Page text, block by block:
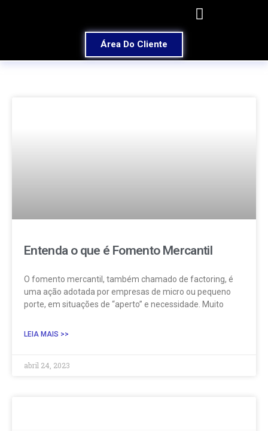
Área Do Cliente
Entenda o que é Fomento Mercantil
O fomento mercantil, também chamado de factoring, é
uma ação adotada por empresas de micro ou pequeno
porte, em situações de “aperto” e necessidade. Muito
LEIA MAIS >>
abril 24, 2023